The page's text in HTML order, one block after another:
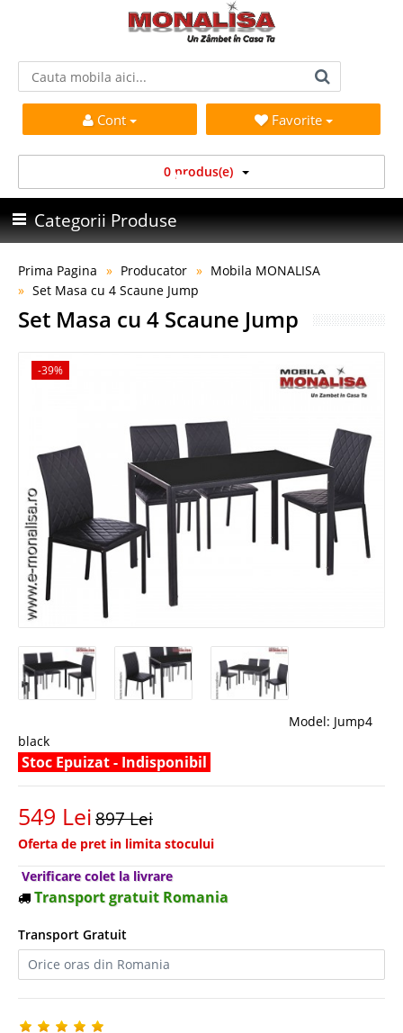
Cont Favorite
0 produs(e)
Categorii Produse
Prima Pagina Producator
Mobila MONALISA
Set Masa cu 4 Scaune Jump
Set Masa cu 4 Scaune Jump
-39%
Model: Jump4
black
Stoc Epuizat - Indisponibil
549 Lei897 Lei
Oferta de pret in limita stocului
Verificare colet la livrare
Transport gratuit Romania
Transport Gratuit